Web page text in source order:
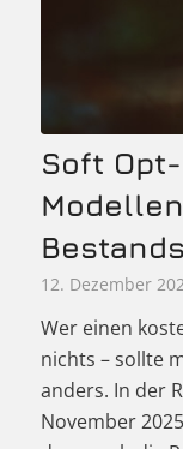
Soft
12. Dezember
Wer einen
nichts – sollte
anders. In der
November